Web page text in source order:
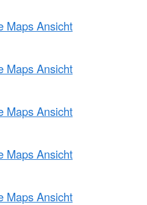
Maps Ansicht
Maps Ansicht
Maps Ansicht
Maps Ansicht
Maps Ansicht